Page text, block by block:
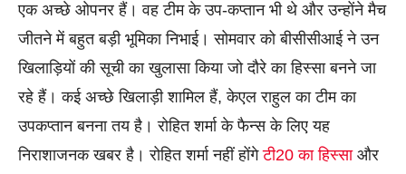
एक अच्छे ओपनर हैं। वह टीम के उप-कप्तान भी थे और उन्होंने मैच
जीतने में बहुत बड़ी भूमिका निभाई। सोमवार को बीसीसीआई ने उन
खिलाड़ियों की सूची का खुलासा किया जो दौरे का हिस्सा बनने जा
रहे हैं। कई अच्छे खिलाड़ी शामिल हैं, केएल राहुल का टीम का
उपकप्तान बनना तय है। रोहित शर्मा के फैन्स के लिए यह
निराशाजनक खबर है। रोहित शर्मा नहीं होंगेटी20 का हिस्साऔर